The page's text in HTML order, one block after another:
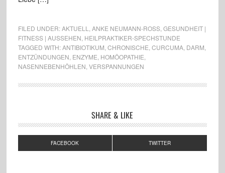
FILED UNDER:AKTUELL ANKE NEUMANN-ROSS , GESUNDHEIT |
FITNESS | AUSSEHEN HEILPRAKTIKER-SPECHSTUNDE
TAGGED WITH:ANTIBIOTIKUM CHRONISCHE CURCUMA, DARM
ENTZÜNDUNGEN ENZYME HOMÖOPATHIE
NASENNEBENHÖHLEN VERSPANNUNGEN
SHARE & LIKE
FACEBOOK TWITTER